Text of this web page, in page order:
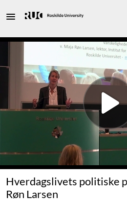
Hverdagslivets politiske
Røn Larsen